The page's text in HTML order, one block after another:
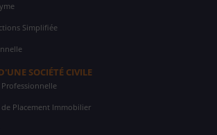
Simplifiée
SOCIÉTÉ CIVILE
de Placement Immobilier